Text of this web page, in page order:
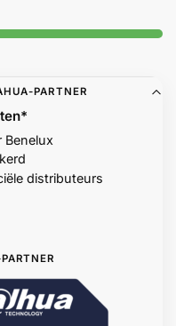
PARTNER
Benelux
distributeurs